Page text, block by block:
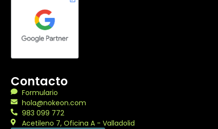
Contacto
Formulario
hola@nokeon.com
983 099 772
Acetileno 7, Oficina A - Valladolid